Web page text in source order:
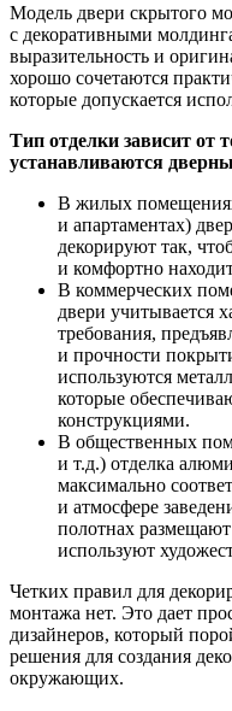
Модель двери скрытого
с декоративными
выразительность и
хорошо сочетаются
которые допускается
Тип отделки зависит от
устанавливаются
В жилых
и апартаментах)
декорируют так,
и комфортно
В коммерческих
двери учитывается
требования,
и прочности
используются
которые
конструкциями.
В общественных
и т.д.) отделка
максимально
и атмосфере
полотнах
используют
Четких правил для
монтажа нет. Это дает
дизайнеров, который
решения для создания
окружающих.